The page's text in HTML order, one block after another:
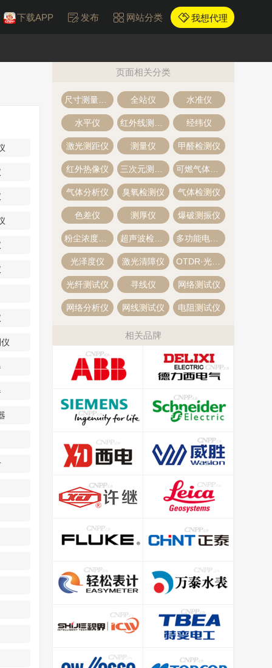
下载APP 发布 网站分类 我想代理
页面相关分类
全站仪 水准仪
水平仪 经纬仪
激光测距仪 测量仪 甲醛检测仪
红外热像仪
气体分析仪 臭氧检测仪 气体检测仪
色差仪 测厚仪 爆破测振仪
多功能电力仪表
光泽度仪 激光清障仪 OTDR·光时域反射仪
光纤测试仪 寻线仪 网络测试仪
网络分析仪 网线测试仪 电阻测试仪
相关品牌